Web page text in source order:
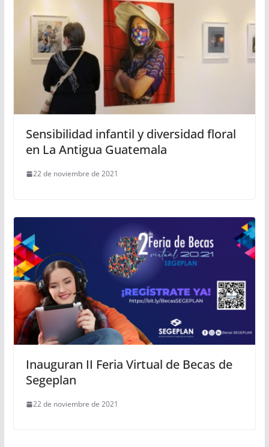
Sensibilidad infantil y diversidad floral
en La Antigua Guatemala
22 de noviembre de 2021
Inauguran II Feria Virtual de Becas de
Segeplan
22 de noviembre de 2021